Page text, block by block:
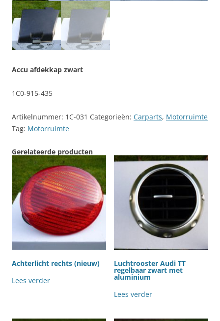
Accu afdekkap zwart
1C0-915-435
Artikelnummer: 1C-031 Categorieën: Carparts, Motorruimte
Tag: Motorruimte
Gerelateerde producten
Achterlicht rechts (nieuw)
Lees verder
Luchtrooster Audi TT
regelbaar zwart met
aluminium
Lees verder